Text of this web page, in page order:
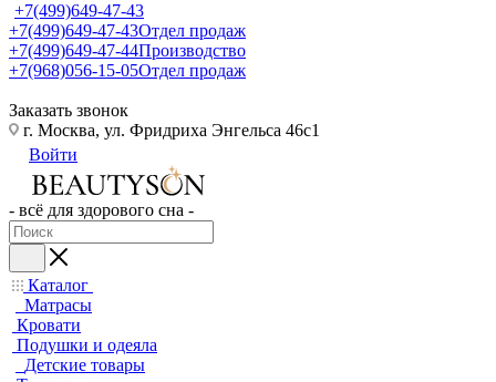
+7(499)649-47-43
+7(499)649-47-43Отдел продаж
+7(499)649-47-44Производство
+7(968)056-15-05Отдел продаж
Заказать звонок
г. Москва, ул. Фридриха Энгельса 46с1
Войти
- всё для здорового сна -
Каталог
Матрасы
Кровати
Подушки и одеяла
Детские товары